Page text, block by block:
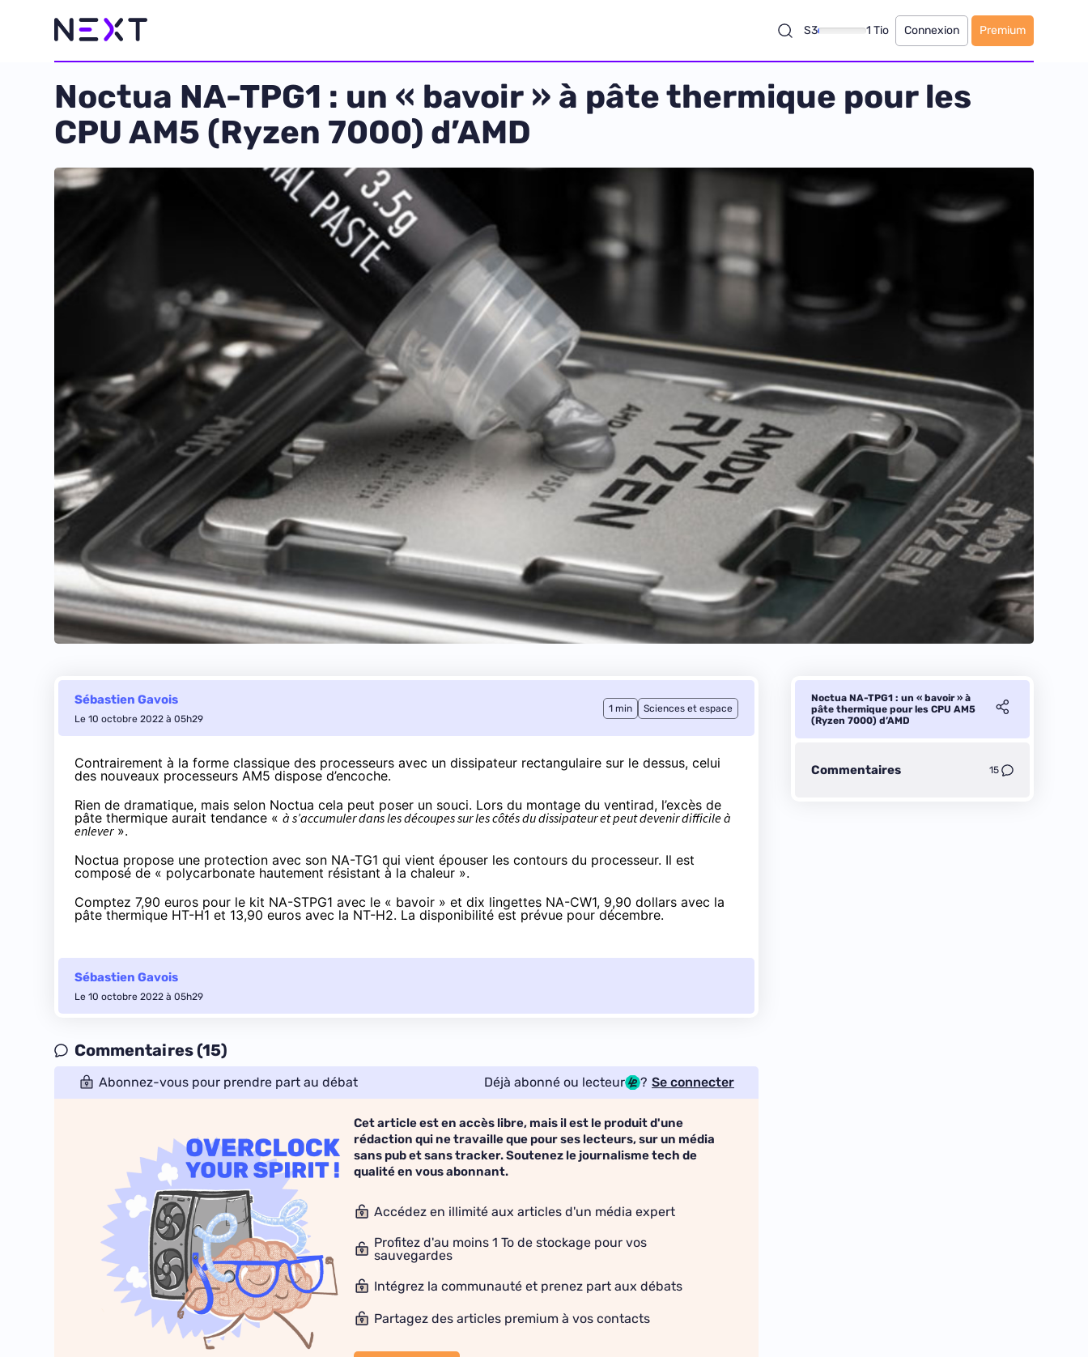
S3 1 Tio Connexion Premium
Noctua NA-TPG1 : un « bavoir » à pâte thermique pour les
CPU AM5 (Ryzen 7000) d’AMD
Sébastien Gavois
Le 10 octobre 2022 à 05h29
1 min Sciences et espace
Contrairement à la forme classique des processeurs avec un dissipateur rectangulaire sur le dessus, celui
des nouveaux processeurs AM5 dispose d’encoche.
Rien de dramatique, mais selon Noctua cela peut poser un souci. Lors du montage du ventirad, l’excès de
pâte thermique aurait tendance « à s’accumuler dans les découpes sur les côtés du dissipateur et peut devenir difficile à
enlever».
Noctua propose une protection avec son NA-TG1 qui vient épouser les contours du processeur. Il est
composé de « polycarbonate hautement résistant à la chaleur ».
Comptez 7,90 euros pour le kit NA-STPG1 avec le « bavoir » et dix lingettes NA-CW1, 9,90 dollars avec la
pâte thermique HT-H1 et 13,90 euros avec la NT-H2. La disponibilité est prévue pour décembre.
Sébastien Gavois
Le 10 octobre 2022 à 05h29
Commentaires (15)
Abonnez-vous pour prendre part au débat Déjà abonné ou lecteur ? Se connecter
Cet article est en accès libre, mais il est le produit d'une
rédaction qui ne travaille que pour ses lecteurs, sur un média
sans pub et sans tracker. Soutenez le journalisme tech de
qualité en vous abonnant.
Accédez en illimité aux articles d'un média expert
Profitez d'au moins 1 To de stockage pour vos
sauvegardes
Intégrez la communauté et prenez part aux débats
Partagez des articles premium à vos contacts
Noctua NA-TPG1 : un « bavoir » à
pâte thermique pour les CPU AM5
(Ryzen 7000) d’AMD
Commentaires 15